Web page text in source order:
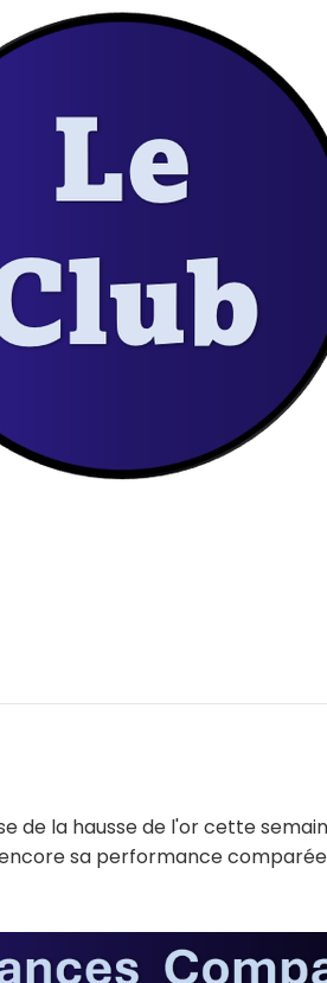
de la hausse de l'or cette
sa performance